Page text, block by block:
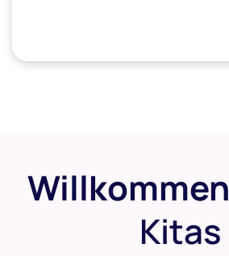
Willkommen
Kitas